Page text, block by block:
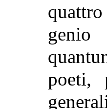
poeti,